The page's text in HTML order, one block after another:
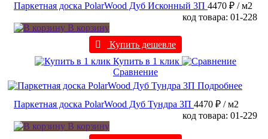
Паркетная доска PolarWood Дуб Исконный 3П 4470 ₽ / м2
код товара: 01-228
В корзину
Купить дешевле
Купить в 1 клик
Сравнение
Подробнее
Паркетная доска PolarWood Дуб Тундра 3П 4470 ₽ / м2
код товара: 01-229
В корзину